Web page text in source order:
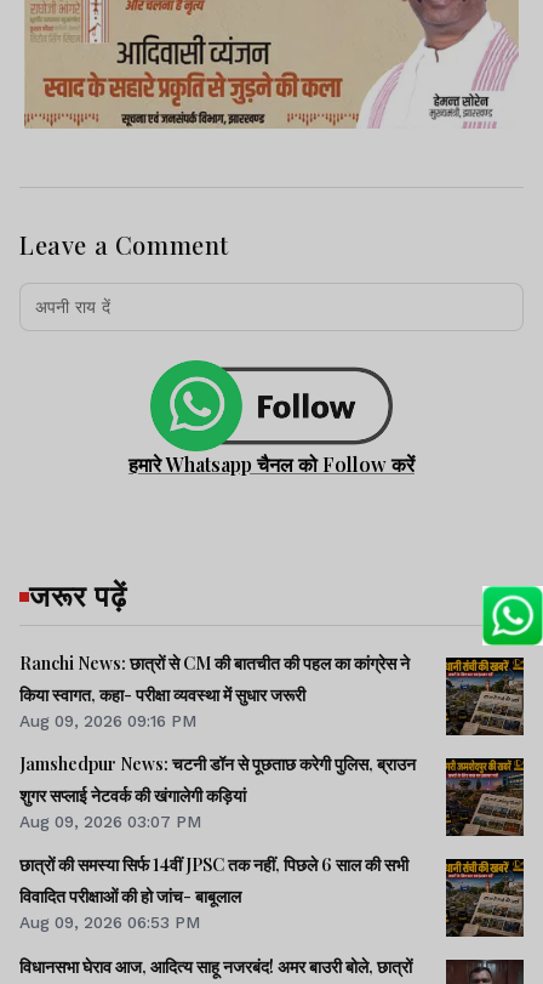
Leave a Comment
हमारे Whatsapp चैनल को Follow करें
जरूर पढ़ें
Ranchi News: छात्रों से CM की बातचीत की पहल का कांग्रेस ने
किया स्वागत, कहा- परीक्षा व्यवस्था में सुधार जरूरी
Aug 09, 2026 09:16 PM
Jamshedpur News: चटनी डॉन से पूछताछ करेगी पुलिस, ब्राउन
शुगर सप्लाई नेटवर्क की खंगालेगी कड़ियां
Aug 09, 2026 03:07 PM
छात्रों की समस्या सिर्फ 14वीं JPSC तक नहीं, पिछले 6 साल की सभी
विवादित परीक्षाओं की हो जांच- बाबूलाल
Aug 09, 2026 06:53 PM
विधानसभा घेराव आज, आदित्य साहू नजरबंद! अमर बाउरी बोले, छात्रों